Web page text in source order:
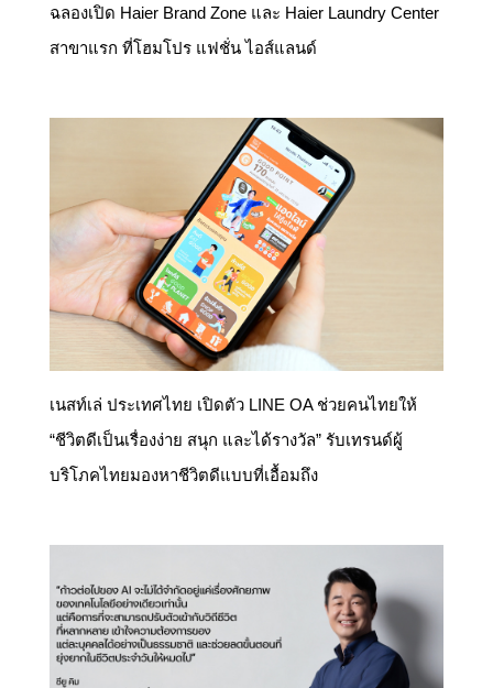
ฉลองเปิด Haier Brand Zone และ Haier Laundry Center
สาขาแรก ที่โฮมโปร แฟชั่น ไอส์แลนด์
เนสท์เล่ ประเทศไทย เปิดตัว LINE OA ช่วยคนไทยให้
“ชีวิตดีเป็นเรื่องง่าย สนุก และได้รางวัล” รับเทรนด์ผู้
บริโภคไทยมองหาชีวิตดีแบบที่เอื้อมถึง